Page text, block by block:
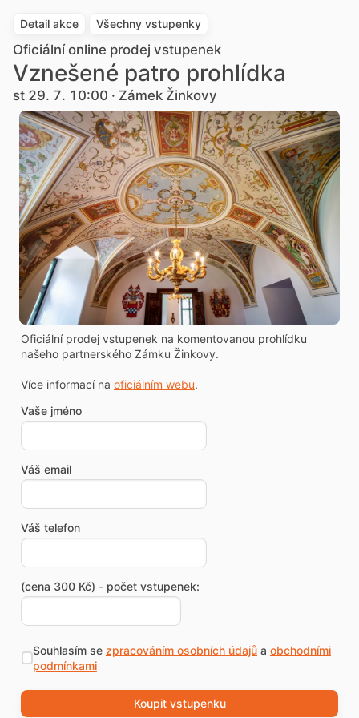
Detail akce Všechny vstupenky
Oficiální online prodej vstupenek
Vznešené patro prohlídka
st 29. 7. 10:00 · Zámek Žinkovy
Oficiální prodej vstupenek na komentovanou prohlídku
našeho partnerského Zámku Žinkovy.
Více informací na oficiálním webu.
Vaše jméno
Váš email
Váš telefon
(cena 300 Kč) - počet vstupenek:
Souhlasím se zpracováním osobních údajůa obchodními
podmínkami
Koupit vstupenku